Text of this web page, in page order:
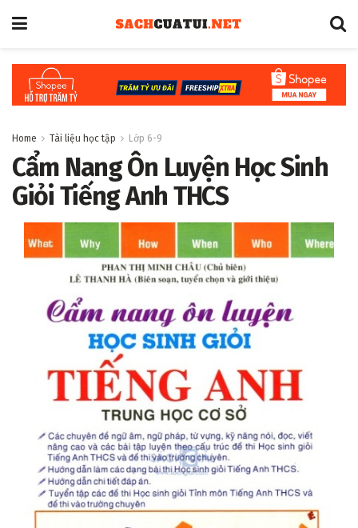
Home Tài liệu học tập Lớp 6-9
Cẩm Nang Ôn Luyện Học Sinh
Giỏi Tiếng Anh THCS